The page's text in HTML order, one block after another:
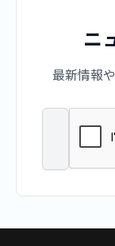
ニ
最新情報